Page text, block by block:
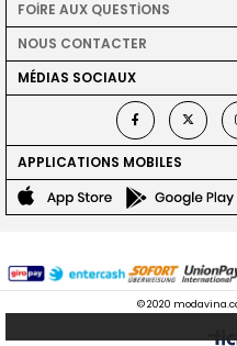
FOİRE AUX QUESTİONS
NOUS CONTACTER
MÉDIAS SOCIAUX
APPLICATIONS MOBILES
© 2020